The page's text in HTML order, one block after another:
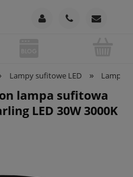
Lampy sufitowe LED » Lampy
lampa sufitowa
LED 30W 3000K